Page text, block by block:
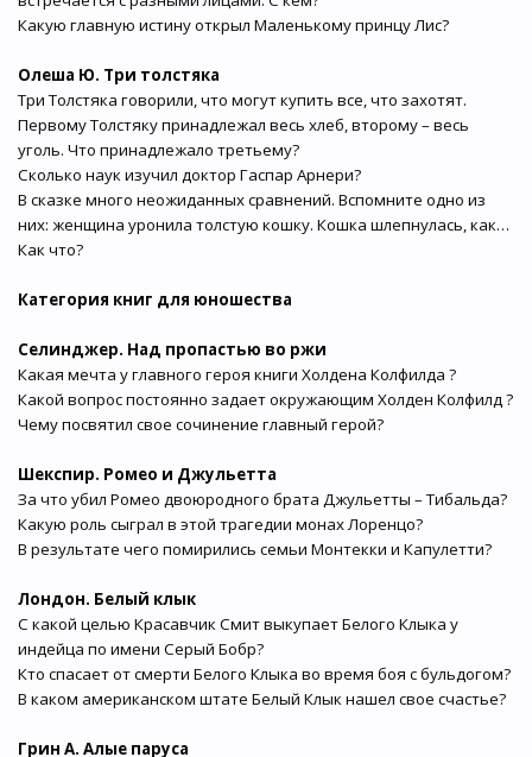
Какую главную истину открыл Маленькому принцу Лис?
Олеша Ю. Три толстяка
Три Толстяка говорили, что могут купить все, что захотят.
Первому Толстяку принадлежал весь хлеб, второму – весь
уголь. Что принадлежало третьему?
Сколько наук изучил доктор Гаспар Арнери?
В сказке много неожиданных сравнений. Вспомните одно из
них: женщина уронила толстую кошку. Кошка шлепнулась, как…
Как что?
Категория книг для юношества
Селинджер. Над пропастью во ржи
Какая мечта у главного героя книги Холдена Колфилда ?
Какой вопрос постоянно задает окружающим Холден Колфилд ?
Чему посвятил свое сочинение главный герой?
Шекспир. Ромео и Джульетта
За что убил Ромео двоюродного брата Джульетты – Тибальда?
Какую роль сыграл в этой трагедии монах Лоренцо?
В результате чего помирились семьи Монтекки и Капулетти?
Лондон. Белый клык
С какой целью Красавчик Смит выкупает Белого Клыка у
индейца по имени Серый Бобр?
Кто спасает от смерти Белого Клыка во время боя с бульдогом?
В каком американском штате Белый Клык нашел свое счастье?
Грин А. Алые паруса